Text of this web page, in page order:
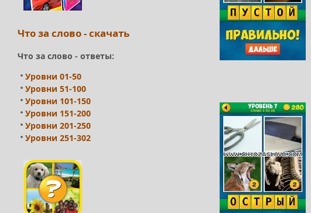
Что за слово - скачать
Что за слово - ответы:
Уровни 01-50
Уровни 51-100
Уровни 101-150
Уровни 151-200
Уровни 201-250
Уровни 251-302